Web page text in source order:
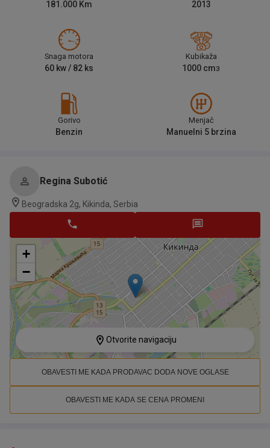
181.000 Km 2013
Snaga motora
60 kw / 82 ks
Kubikaža
1000 cm3
Gorivo
Benzin
Menjač
Manuelni 5 brzina
Regina Subotić
Beogradska 2g, Kikinda, Serbia
+
−
Otvorite navigaciju
OBAVESTI ME KADA PRODAVAC DODA NOVE OGLASE
OBAVESTI ME KADA SE CENA PROMENI